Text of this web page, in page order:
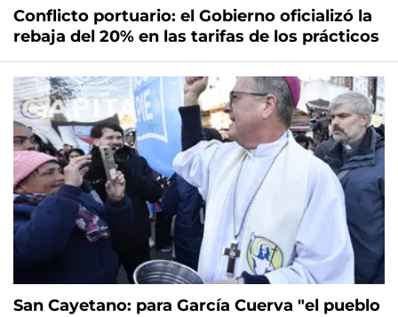
Conflicto portuario: el Gobierno oficializó la
rebaja del 20% en las tarifas de los prácticos
San Cayetano: para García Cuerva "el pueblo